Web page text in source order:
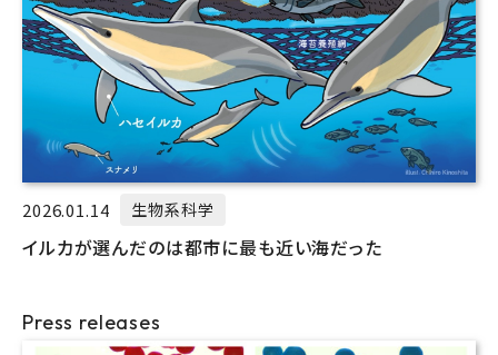
2026.01.14 生物系科学
イルカが選んだのは都市に最も近い海だった
Press releases